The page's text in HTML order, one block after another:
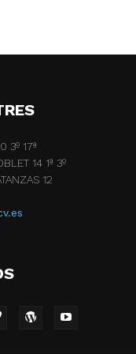
3º 17ª
14 1ª 3º
12